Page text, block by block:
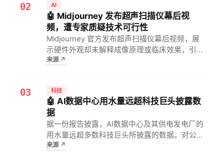
效的可行性，加速项目…
02 AI
🤖 Midjourney 发布超声扫描仪幕后视
频，遭专家质疑技术可行性
Midjourney 官方发布超声扫描仪幕后视频，展
示硬件外观却未解释成像原理或临床效果，引发
专家质疑。对医疗 AI 从业者而言，这意味着仅
来源↗
03 科技
🤖 AI数据中心用水量远超科技巨头披露数
据
据一份报告披露，AI数据中心及其供电发电厂的
用水量远超多数科技巨头所披露的数据。对公众
和环保组织而言，这意味着AI发展可能加剧水资
来源↗